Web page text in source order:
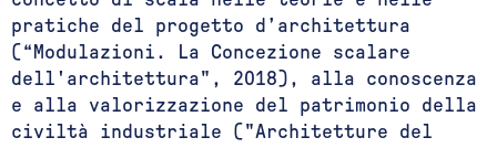
pratiche del progetto d’architettura
(“Modulazioni. La Concezione scalare
dell'architettura", 2018), alla conoscenza
e alla valorizzazione del patrimonio della
civiltà industriale ("Architetture del